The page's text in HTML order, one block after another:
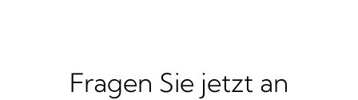
Fragen Sie jetzt an